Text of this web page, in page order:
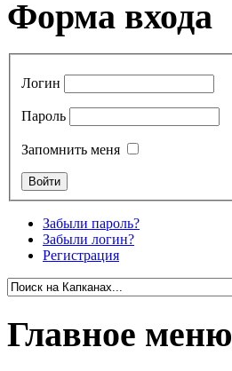
Форма входа
Логин
Пароль
Запомнить меня
Забыли пароль?
Забыли логин?
Регистрация
Главное меню